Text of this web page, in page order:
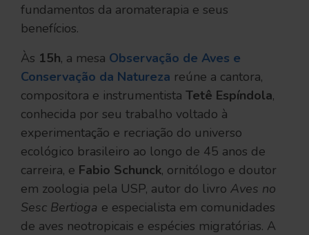
fundamentos da aromaterapia e seus
benefícios.
Às 15h, a mesa Observação de Aves e
Conservação da Natureza reúne a cantora,
compositora e instrumentista Tetê Espíndola,
conhecida por seu trabalho voltado à
experimentação e recriação do universo
ecológico brasileiro ao longo de 45 anos de
carreira, e Fabio Schunck, ornitólogo e doutor
em zoologia pela USP, autor do livro Aves no
Sesc Bertioga e especialista em comunidades
de aves neotropicais e espécies migratórias. A